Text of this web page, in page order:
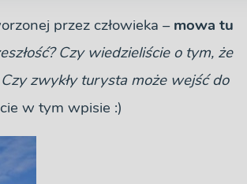
przez człowieka –mowa tu
Czy wiedzieliście o tym, że
zwykły turysta może wejść do
w tym wpisie :)